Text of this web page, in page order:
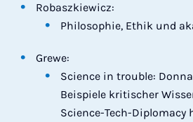
Robaszkiewicz:
Philosophie, Ethik und
Grewe:
Science in trouble:
Beispiele kritischer
Science-Tech-Diplomacy